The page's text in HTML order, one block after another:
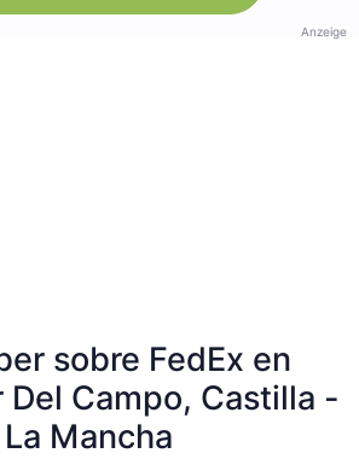
Anzeige
sobre FedEx en
Del Campo, Castilla -
La Mancha